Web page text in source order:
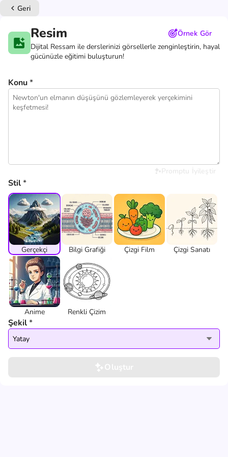
keyboard_arrow_left Geri
Resim
Örnek Gör
Dijital Ressam ile derslerinizi görsellerle zenginleştirin, hayal
gücünüzle eğitimi buluşturun!
Konu*
Stil*
Gerçekçi Bilgi Grafiği Çizgi Film Çizgi Sanatı
Anime Renkli Çizim
Şekil*
Yatay